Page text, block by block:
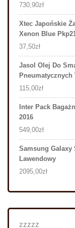
730,90zł
Xtec Japońskie
Xenon Blue
37,50zł
Jasol Olej Do
Pneumatycznych
115,00zł
Inter Pack
2016
549,00zł
Samsung Galaxy
Lawendowy
2095,00zł
zzzzz